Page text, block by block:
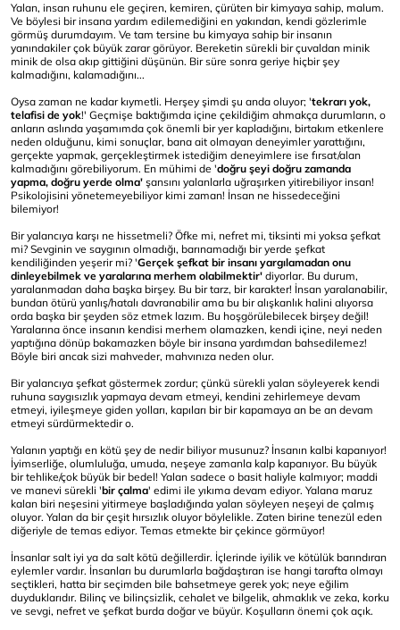
Yalan, insan ruhunu ele geçiren, kemiren, çürüten bir kimyaya sahip, malum.
Ve böylesi bir insana yardım edilemediğini en yakından, kendi gözlerimle
görmüş durumdayım. Ve tam tersine bu kimyaya sahip bir insanın
yanındakiler çok büyük zarar görüyor. Bereketin sürekli bir çuvaldan minik
minik de olsa akıp gittiğini düşünün. Bir süre sonra geriye hiçbir şey
kalmadığını, kalamadığını...
Oysa zaman ne kadar kıymetli. Herşey şimdi şu anda oluyor; 'tekrarı yok,
telafisi de yok!' Geçmişe baktığımda içine çekildiğim ahmakça durumların, o
anların aslında yaşamımda çok önemli bir yer kapladığını, birtakım etkenlere
neden olduğunu, kimi sonuçlar, bana ait olmayan deneyimler yarattığını,
gerçekte yapmak, gerçekleştirmek istediğim deneyimlere ise fırsat/alan
kalmadığını görebiliyorum. En mühimi de 'doğru şeyi doğru zamanda
yapma, doğru yerde olma' şansını yalanlarla uğraşırken yitirebiliyor insan!
Psikolojisini yönetemeyebiliyor kimi zaman! İnsan ne hissedeceğini
bilemiyor!
Bir yalancıya karşı ne hissetmeli? Öfke mi, nefret mi, tiksinti mi yoksa şefkat
mi? Sevginin ve saygının olmadığı, barınamadığı bir yerde şefkat
kendiliğinden yeşerir mi? 'Gerçek şefkat bir insanı yargılamadan onu
dinleyebilmek ve yaralarına merhem olabilmektir' diyorlar. Bu durum,
yaralanmadan daha başka birşey. Bu bir tarz, bir karakter! İnsan yaralanabilir,
bundan ötürü yanlış/hatalı davranabilir ama bu bir alışkanlık halini alıyorsa
orda başka bir şeyden söz etmek lazım. Bu hoşgörülebilecek birşey değil!
Yaralarına önce insanın kendisi merhem olamazken, kendi içine, neyi neden
yaptığına dönüp bakamazken böyle bir insana yardımdan bahsedilemez!
Böyle biri ancak sizi mahveder, mahvınıza neden olur.
Bir yalancıya şefkat göstermek zordur; çünkü sürekli yalan söyleyerek kendi
ruhuna saygısızlık yapmaya devam etmeyi, kendini zehirlemeye devam
etmeyi, iyileşmeye giden yolları, kapıları bir bir kapamaya an be an devam
etmeyi sürdürmektedir o.
Yalanın yaptığı en kötü şey de nedir biliyor musunuz? İnsanın kalbi kapanıyor!
İyimserliğe, olumluluğa, umuda, neşeye zamanla kalp kapanıyor. Bu büyük
bir tehlike/çok büyük bir bedel! Yalan sadece o basit haliyle kalmıyor; maddi
ve manevi sürekli 'bir çalma' edimi ile yıkıma devam ediyor. Yalana maruz
kalan biri neşesini yitirmeye başladığında yalan söyleyen neşeyi de çalmış
oluyor. Yalan da bir çeşit hırsızlık oluyor böylelikle. Zaten birine tenezül eden
diğeriyle de temas ediyor. Temas etmekte bir çekince görmüyor!
İnsanlar salt iyi ya da salt kötü değillerdir. İçlerinde iyilik ve kötülük barındıran
eylemler vardır. İnsanları bu durumlarla bağdaştıran ise hangi tarafta olmayı
seçtikleri, hatta bir seçimden bile bahsetmeye gerek yok; neye eğilim
duyduklarıdır. Bilinç ve bilinçsizlik, cehalet ve bilgelik, ahmaklık ve zeka, korku
ve sevgi, nefret ve şefkat burda doğar ve büyür. Koşulların önemi çok açık.